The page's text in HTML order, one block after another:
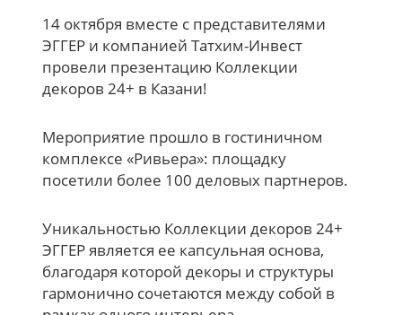
14 октября вместе с представителями
ЭГГЕР и компанией Татхим-Инвест
провели презентацию Коллекции
декоров 24+ в Казани!
Мероприятие прошло в гостиничном
комплексе «Ривьера»: площадку
посетили более 100 деловых партнеров.
Уникальностью Коллекции декоров 24+
ЭГГЕР является ее капсульная основа,
благодаря которой декоры и структуры
гармонично сочетаются между собой в